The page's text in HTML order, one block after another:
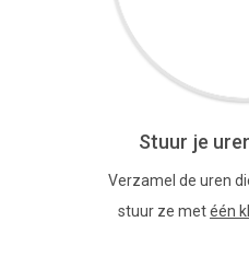
Stuur je
Verzamel de uren
stuur ze metéén